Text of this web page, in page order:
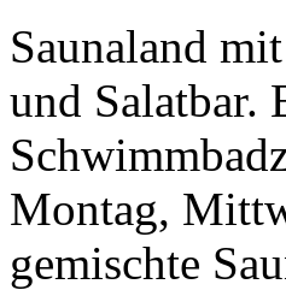
Saunaland
und Salatbar.
Montag,
gemischte